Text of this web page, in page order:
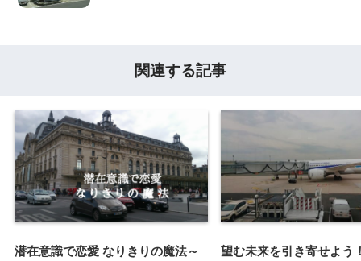
関連する記事
潜在意識で恋愛 なりきりの魔法～
望む未来を引き寄せよう